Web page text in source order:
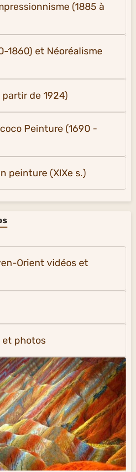
(1885 à
1860) et Néoréalisme
de 1924)
Peinture (1690 -
peinture (XIXe s.)
Orient vidéos et
et photos